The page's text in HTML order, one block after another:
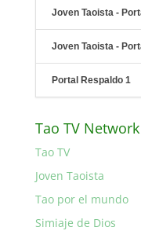
Joven Taoista -
Joven Taoista -
Portal Respaldo 1
Tao TV Network
Tao TV
Joven Taoista
Tao por el mundo
Simiaje de Dios